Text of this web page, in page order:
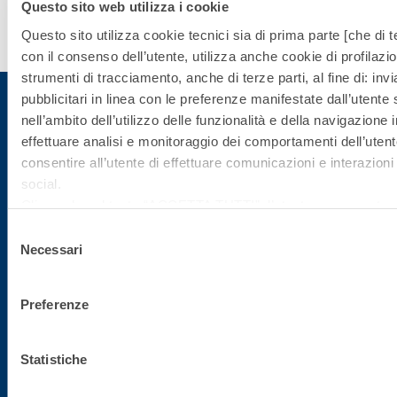
Questo sito web utilizza i cookie
Questo sito utilizza cookie tecnici sia di prima parte [che di
con il consenso dell’utente, utilizza anche cookie di
strumenti di tracciamento, anche di terze parti, al fine di:
pubblicitari in linea con le preferenze manifestate dall’utente
nell’ambito dell’utilizzo delle funzionalità e della navigazione
effettuare analisi e monitoraggio dei comportamenti
consentire all’utente di effettuare comunicazioni e
social.
consenso è facoltativo e può essere revocato in qualsiasi
Per sapere di più sui cookie che usiamo può accedere alla
Cliccando sul bottone "RIFIUTA" l’utente non presta il
delNecessari
Preferenze
Statistiche
più
Iscriviti alla newsletter